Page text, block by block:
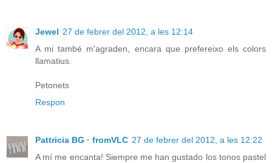
Jewel 27 de febrer del 2012, a les 12:14
A mi també m'agraden, encara que prefereixo els colors
llamatius.
Petonets
Respon
Pattricia BG · fromVLC 27 de febrer del 2012, a les 12:22
A mí me encanta! Siempre me han gustado los tonos pastel